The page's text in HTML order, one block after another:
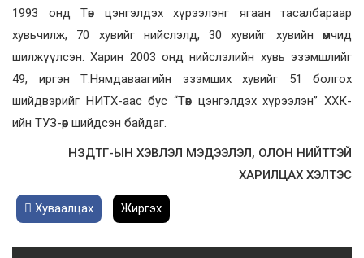
1993 онд Төв цэнгэлдэх хүрээлэнг ягаан тасалбараар
хувьчилж, 70 хувийг нийслэлд, 30 хувийг хувийн өмчид
шилжүүлсэн. Харин 2003 онд нийслэлийн хувь эзэмшлийг
49, иргэн Т.Нямдаваагийн эзэмших хувийг 51 болгох
шийдвэрийг НИТХ-аас бус “Төв цэнгэлдэх хүрээлэн” ХХК-
ийн ТУЗ-өөр шийдсэн байдаг.
НЗДТГ-ЫН ХЭВЛЭЛ МЭДЭЭЛЭЛ, ОЛОН НИЙТТЭЙ
ХАРИЛЦАХ ХЭЛТЭС
Хуваалцах Жиргэх